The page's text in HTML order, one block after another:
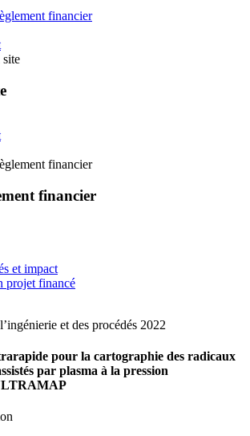
financier
site
financier
financier
et impact
projet financé
et des procédés 2022
pour la cartographie des radicaux
par plasma à la pression